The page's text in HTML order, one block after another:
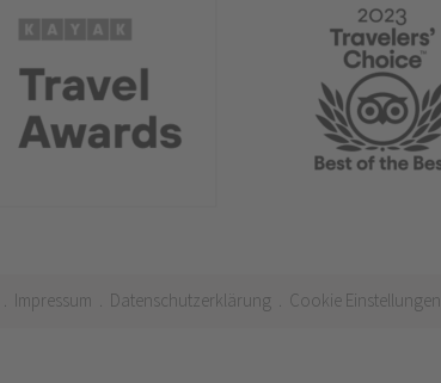
. Impressum . Datenschutzerklärung . Cookie Einstellungen